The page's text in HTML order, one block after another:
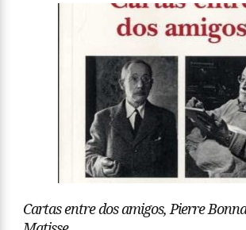
Cartas entre dos amigos, Pierre